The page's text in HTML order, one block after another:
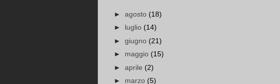
► agosto (18)
► luglio (14)
► giugno (21)
► maggio (15)
► aprile (2)
► marzo (5)